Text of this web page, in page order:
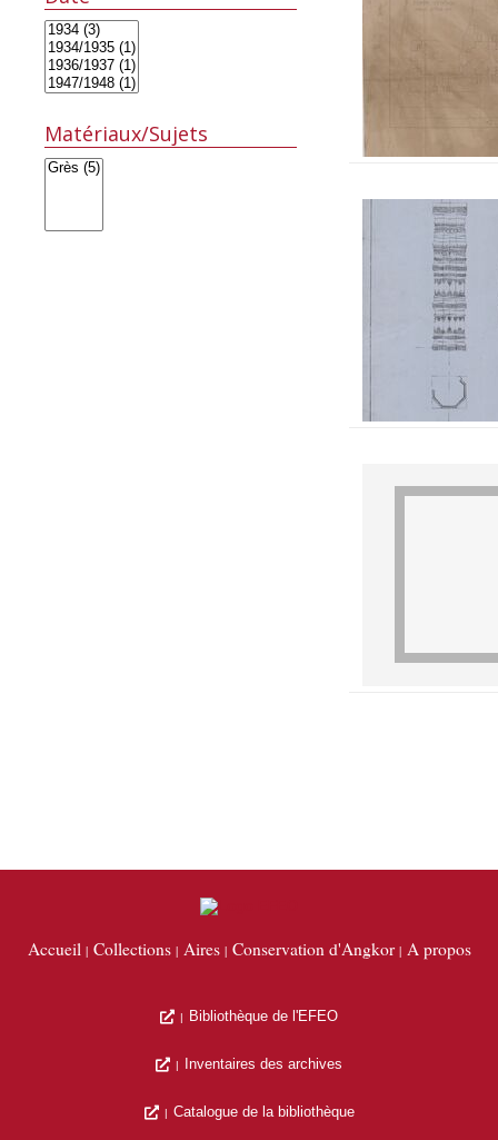
Matériaux/Sujets
Accueil Collections Aires Conservation d'Angkor A propos
Bibliothèque de l'EFEO
Inventaires des archives
Catalogue de la bibliothèque